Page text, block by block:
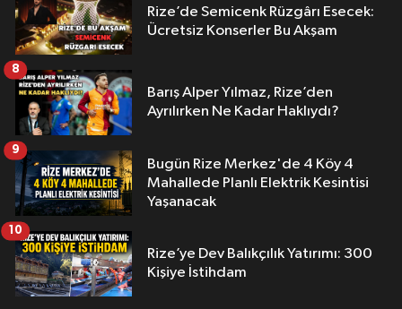
Rize’de Semicenk Rüzgârı Esecek:
Ücretsiz Konserler Bu Akşam
Barış Alper Yılmaz, Rize’den
Ayrılırken Ne Kadar Haklıydı?
8
Bugün Rize Merkez'de 4 Köy 4
Mahallede Planlı Elektrik Kesintisi
Yaşanacak
9
Rize’ye Dev Balıkçılık Yatırımı: 300
Kişiye İstihdam
10